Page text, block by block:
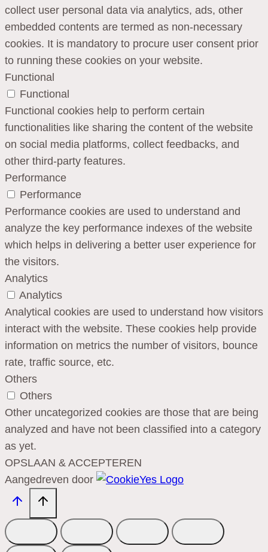
collect user personal data via analytics, ads, other
embedded contents are termed as non-necessary
cookies. It is mandatory to procure user consent prior
to running these cookies on your website.
Functional
Functional
Functional cookies help to perform certain
functionalities like sharing the content of the website
on social media platforms, collect feedbacks, and
other third-party features.
Performance
Performance
Performance cookies are used to understand and
analyze the key performance indexes of the website
which helps in delivering a better user experience for
the visitors.
Analytics
Analytics
Analytical cookies are used to understand how visitors
interact with the website. These cookies help provide
information on metrics the number of visitors, bounce
rate, traffic source, etc.
Others
Others
Other uncategorized cookies are those that are being
analyzed and have not been classified into a category
as yet.
OPSLAAN & ACCEPTEREN
Aangedreven door